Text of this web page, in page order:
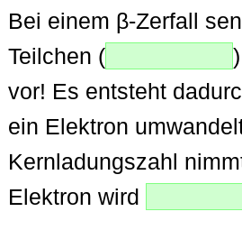
Bei einem β-Zerfall
Teilchen (
vor! Es entsteht
ein Elektron
Kernladungszahl
Elektron wird